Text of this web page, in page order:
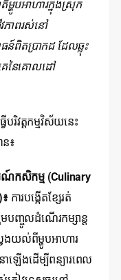
ម្ហូបអាហារក្នុងស្រុក
ភាពរស់នៅ
តប្រាកដ ដែលឆ្លុះ
េនៃគោលដៅ
រិវត្តកម្មវិស័យនេះ
ន៖
រណ៍កសិកម្ម (Culinary
៖ការបង្កើតខ្សែរត់
បញ្ចូលដំណើរកម្សាន្ត
យល់ពីម្ហូបអាហារ
ឡើងដើម្បីពន្យារពេល